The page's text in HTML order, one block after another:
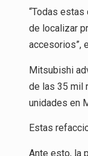
“Todas
de localizar
accesorios”,
Mitsubishi
de las 35 mil
unidades en
Estas
Ante esto, la